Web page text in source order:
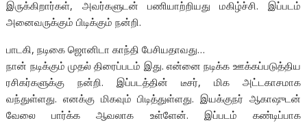
இருக்கிறார்கள், அவர்களுடன் பணியாற்றியது மகிழ்ச்சி. இப்படம்
அனைவருக்கும் பிடிக்கும் நன்றி.
பாடகி, நடிகை ஜொனிடா காந்தி பேசியதாவது…
நான் நடிக்கும் முதல் திரைப்படம் இது. என்னை நடிக்க ஊக்கப்படுத்திய
ரசிகர்களுக்கு நன்றி. இப்படத்தின் டீசர், மிக அட்டகாசமாக
வந்துள்ளது. எனக்கு மிகவும் பிடித்துள்ளது. இயக்குநர் ஆகாஷுடன்
வேலை பார்க்க ஆவலாக உள்ளேன். இப்படம் கண்டிப்பாக